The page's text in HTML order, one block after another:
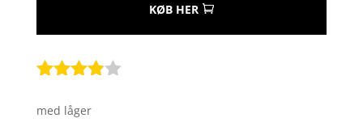
KØB HER
som3.8
med låger